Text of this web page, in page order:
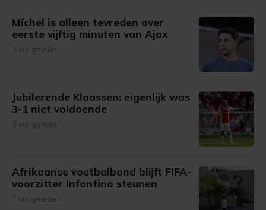
Míchel is alleen tevreden over
eerste vijftig minuten van Ajax
3 uur geleden
Jubilerende Klaassen: eigenlijk was
3-1 niet voldoende
3 uur geleden
Afrikaanse voetbalbond blijft FIFA-
voorzitter Infantino steunen
7 uur geleden